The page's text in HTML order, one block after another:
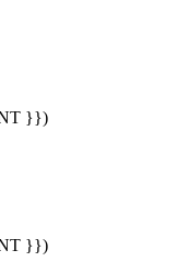
}})
}})